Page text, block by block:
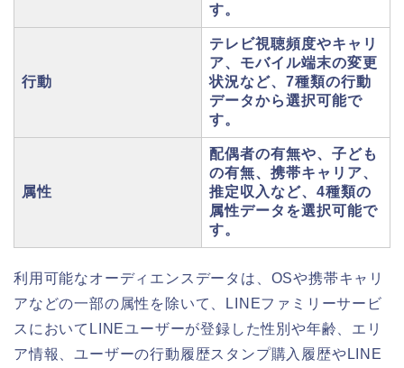
す。
行動
テレビ視聴頻度やキャリ
ア、モバイル端末の変更
状況など、7種類の行動
データから選択可能で
す。
属性
配偶者の有無や、子ども
の有無、携帯キャリア、
推定収入など、4種類の
属性データを選択可能で
す。
利用可能なオーディエンスデータは、OSや携帯キャリ
アなどの一部の属性を除いて、LINEファミリーサービ
スにおいてLINEユーザーが登録した性別や年齢、エリ
ア情報、ユーザーの行動履歴スタンプ購入履歴やLINE